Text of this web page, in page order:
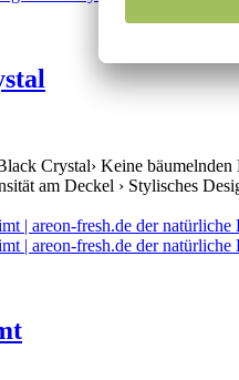
Crystal› Keine
am Deckel › Stylisches